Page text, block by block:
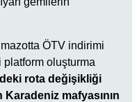
mazotta ÖTV indirimi
platform oluşturma
rota değişikliği
mafyasının